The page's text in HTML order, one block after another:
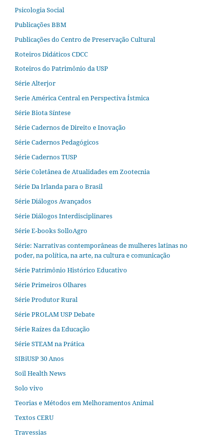
Psicologia Social
Publicações BBM
Publicações do Centro de Preservação Cultural
Roteiros Didáticos CDCC
Roteiros do Patrimônio da USP
Série Alterjor
Serie América Central en Perspectiva Ístmica
Série Biota Síntese
Série Cadernos de Direito e Inovação
Série Cadernos Pedagógicos
Série Cadernos TUSP
Série Coletânea de Atualidades em Zootecnia
Série Da Irlanda para o Brasil
Série Diálogos Avançados
Série Diálogos Interdisciplinares
Série E-books SolloAgro
Série: Narrativas contemporâneas de mulheres latinas no
poder, na política, na arte, na cultura e comunicação
Série Patrimônio Histórico Educativo
Série Primeiros Olhares
Série Produtor Rural
Série PROLAM USP Debate
Série Raízes da Educação
Série STEAM na Prática
SIBiUSP 30 Anos
Soil Health News
Solo vivo
Teorias e Métodos em Melhoramentos Animal
Textos CERU
Travessias